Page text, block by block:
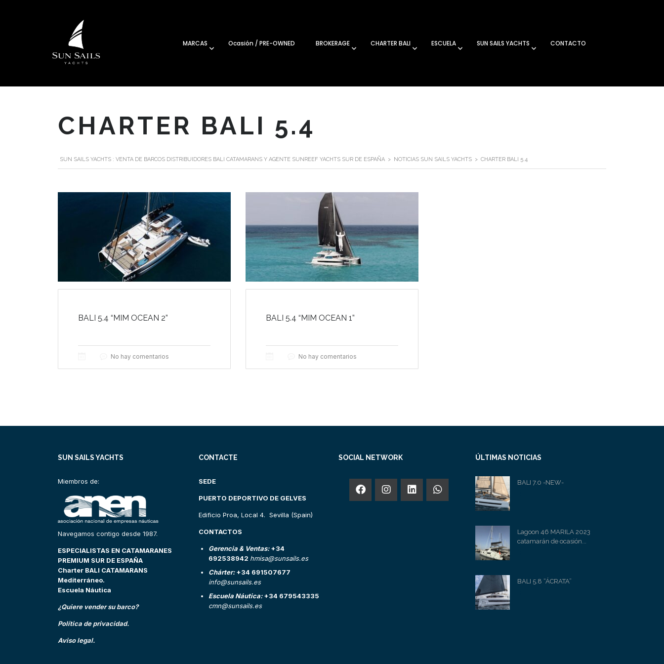
MARCAS Ocasión / PRE-OWNED BROKERAGE CHARTER BALI ESCUELA SUN SAILS YACHTS CONTACTO
CHARTER BALI 5.4
SUN SAILS YACHTS : VENTA DE BARCOS DISTRIBUIDORES BALI CATAMARANS Y AGENTE SUNREEF YACHTS SUR DE ESPAÑA > NOTICIAS SUN SAILS YACHTS > CHARTER BALI 5.4
BALI 5.4 “MIM OCEAN 2”
No hay comentarios
BALI 5.4 “MIM OCEAN 1”
No hay comentarios
SUN SAILS YACHTS
Miembros de:
Navegamos contigo desde 1987.
ESPECIALISTAS EN CATAMARANES
PREMIUM SUR DE ESPAÑA
Charter BALI CATAMARANS
Mediterráneo.
Escuela Náutica
¿Quiere vender su barco?
Política de privacidad.
Aviso legal.
CONTACTE
SEDE
PUERTO DEPORTIVO DE GELVES
Edificio Proa, Local 4. Sevilla (Spain)
CONTACTOS
Gerencia & Ventas:+34
692538942 hmisa@sunsails.es
Chárter:+34 691507677
info@sunsails.es
Escuela Náutica:+34 679543335
cmn@sunsails.es
SOCIAL NETWORK ÚLTIMAS NOTICIAS
BALI 7.0 -NEW-
Lagoon 46 MARILA 2023
catamarán de ocasión...
BALI 5.8 “ÁCRATA”